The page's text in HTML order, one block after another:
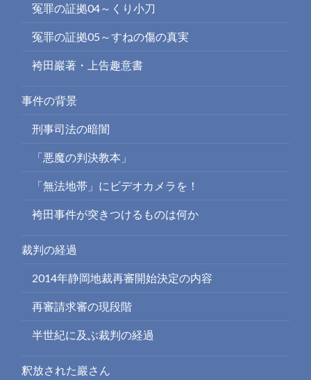
冤罪の証拠04～くり小刀
冤罪の証拠05～すねの傷の真実
袴田巖著・上告趣意書
事件の背景
刑事司法の暗闇
「悪魔の判決教本」
「無法地帯」にビデオカメラを！
袴田事件が突きつけるものは何か
裁判の経過
2014年静岡地裁再審開始決定の内容
再審請求審の現段階
半世紀に及ぶ裁判の経過
釈放された巖さん